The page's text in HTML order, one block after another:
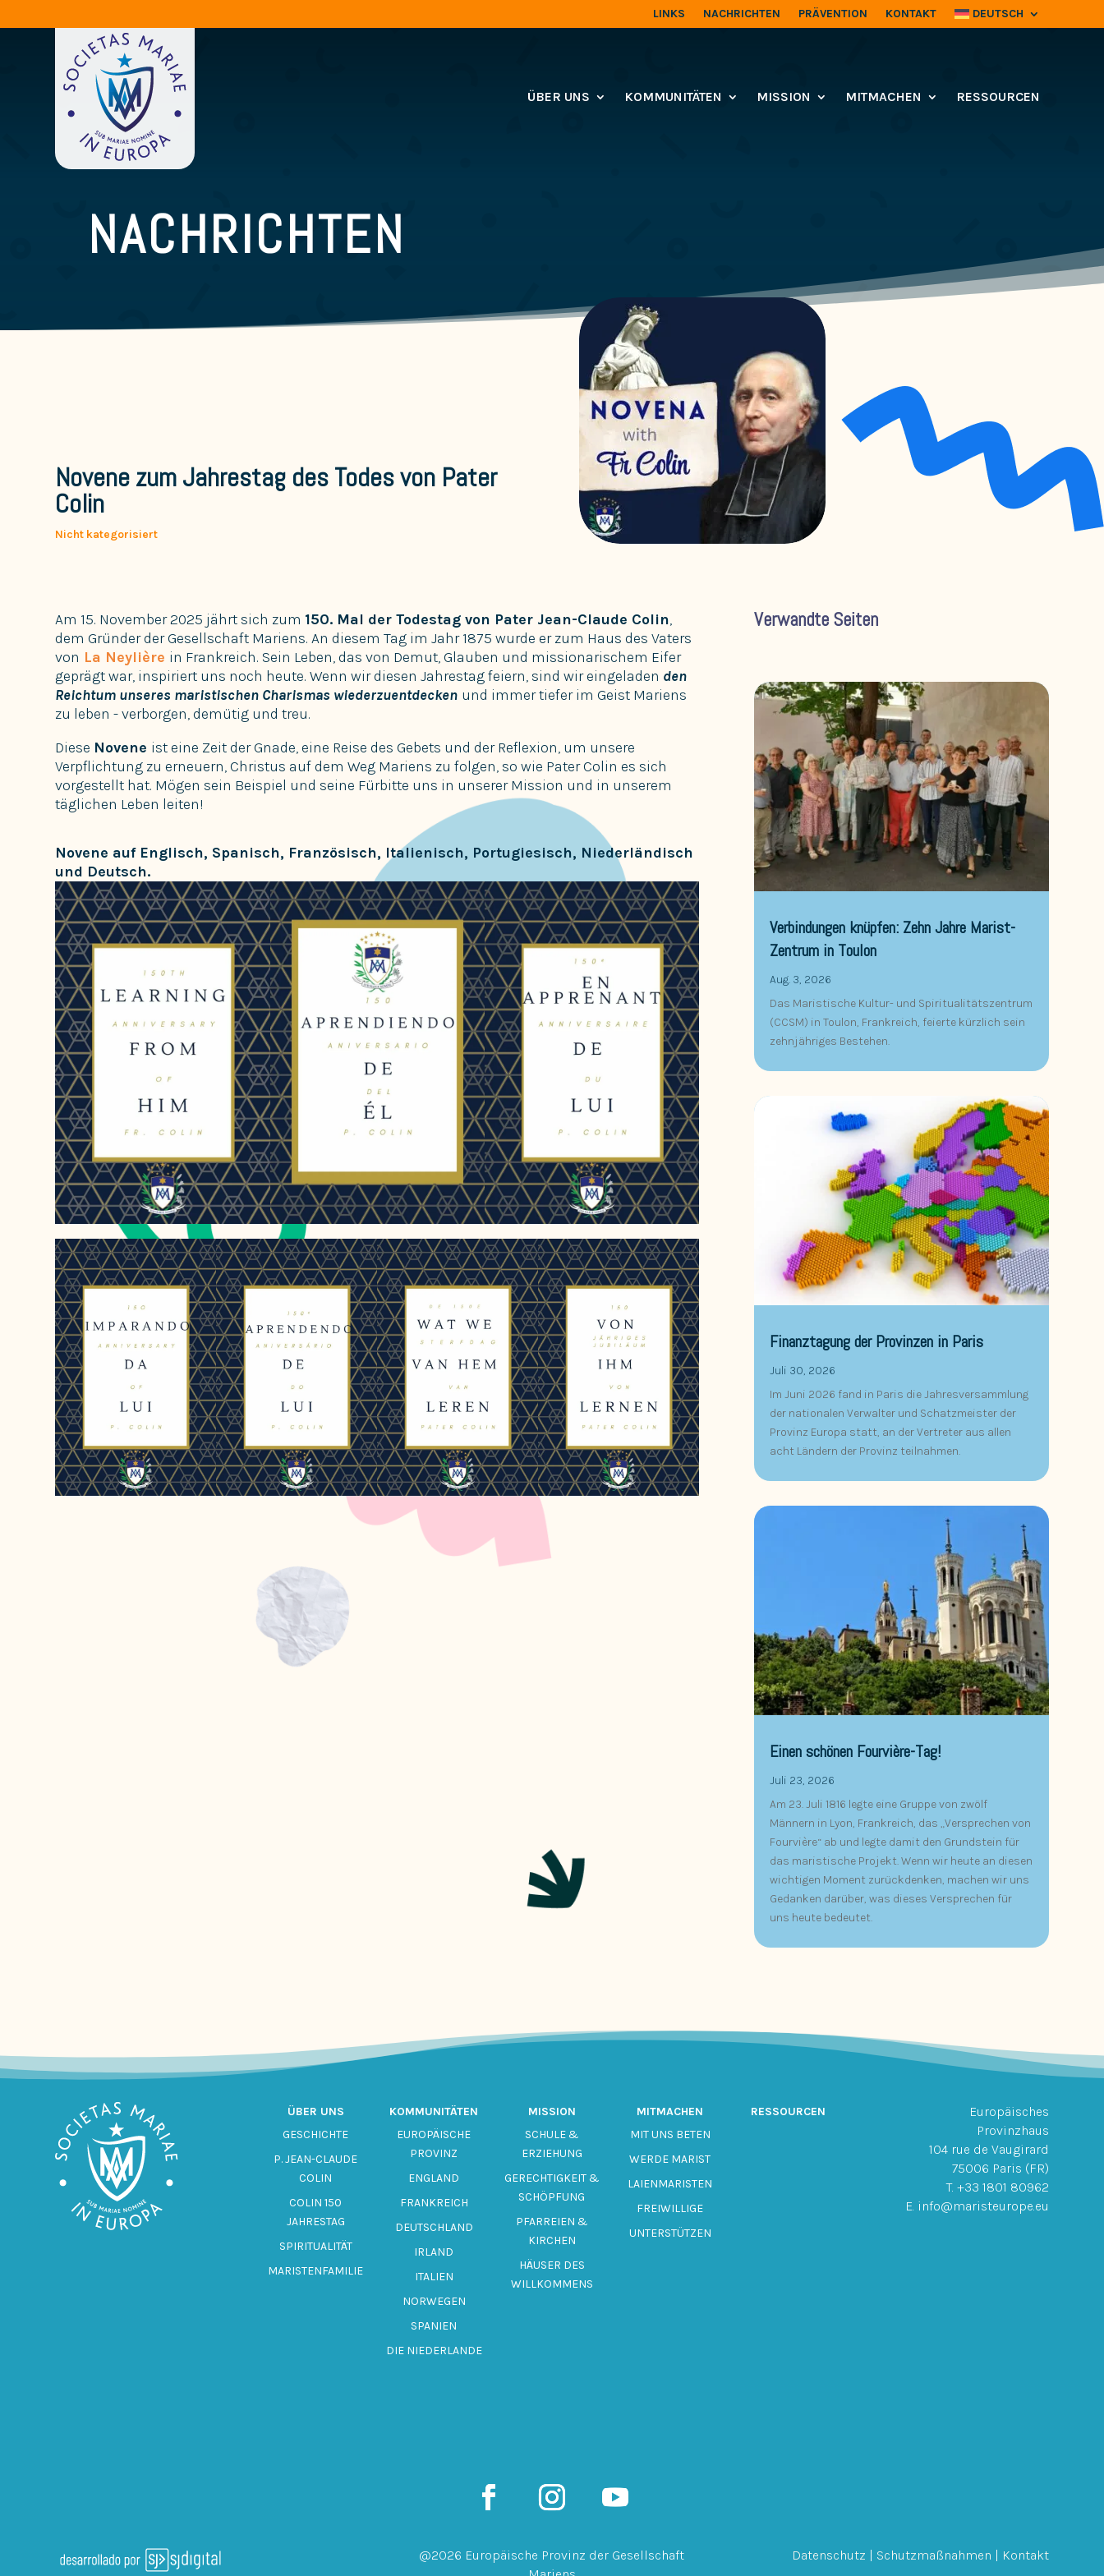
LINKS NACHRICHTEN PRÄVENTION KONTAKT DEUTSCH
ÜBER UNS KOMMUNITÄTEN MISSION MITMACHEN RESSOURCEN
NACHRICHTEN
Novene zum Jahrestag des Todes von Pater
Colin
Nicht kategorisiert
Am 15. November 2025 jährt sich zum 150. Mal der Todestag von Pater Jean-Claude Colin,
dem Gründer der Gesellschaft Mariens. An diesem Tag im Jahr 1875 wurde er zum Haus des Vaters
von La Neylière in Frankreich. Sein Leben, das von Demut, Glauben und missionarischem Eifer
geprägt war, inspiriert uns noch heute. Wenn wir diesen Jahrestag feiern, sind wir eingeladen den
Reichtum unseres maristischen Charismas wiederzuentdecken und immer tiefer im Geist Mariens
zu leben - verborgen, demütig und treu.
Diese Novene ist eine Zeit der Gnade, eine Reise des Gebets und der Reflexion, um unsere
Verpflichtung zu erneuern, Christus auf dem Weg Mariens zu folgen, so wie Pater Colin es sich
vorgestellt hat. Mögen sein Beispiel und seine Fürbitte uns in unserer Mission und in unserem
täglichen Leben leiten!
Novene auf Englisch, Spanisch, Französisch, Italienisch, Portugiesisch, Niederländisch
und Deutsch.
Verwandte Seiten
Verbindungen knüpfen: Zehn Jahre Marist-
Zentrum in Toulon
Aug. 3, 2026
Das Maristische Kultur- und Spiritualitätszentrum
(CCSM) in Toulon, Frankreich, feierte kürzlich sein
zehnjähriges Bestehen.
Finanztagung der Provinzen in Paris
Juli 30, 2026
Im Juni 2026 fand in Paris die Jahresversammlung
der nationalen Verwalter und Schatzmeister der
Provinz Europa statt, an der Vertreter aus allen
acht Ländern der Provinz teilnahmen.
Einen schönen Fourvière-Tag!
Juli 23, 2026
Am 23. Juli 1816 legte eine Gruppe von zwölf
Männern in Lyon, Frankreich, das „Versprechen von
Fourvière“ ab und legte damit den Grundstein für
das maristische Projekt. Wenn wir heute an diesen
wichtigen Moment zurückdenken, machen wir uns
Gedanken darüber, was dieses Versprechen für
uns heute bedeutet.
ÜBER UNS
GESCHICHTE
P. JEAN-CLAUDE
COLIN
COLIN 150
JAHRESTAG
SPIRITUALITÄT
MARISTENFAMILIE
KOMMUNITÄTEN
EUROPÄISCHE
PROVINZ
ENGLAND
FRANKREICH
DEUTSCHLAND
IRLAND
ITALIEN
NORWEGEN
SPANIEN
DIE NIEDERLANDE
MISSION
SCHULE &
ERZIEHUNG
GERECHTIGKEIT &
SCHÖPFUNG
PFARREIEN &
KIRCHEN
HÄUSER DES
WILLKOMMENS
MITMACHEN
MIT UNS BETEN
WERDE MARIST
LAIENMARISTEN
FREIWILLIGE
UNTERSTÜTZEN
RESSOURCEN
Europäisches
Provinzhaus
104 rue de Vaugirard
75006 Paris (FR)
T. +33 1801 80962
E. info@maristeurope.eu
@2026 Europäische Provinz der Gesellschaft
Datenschutz | Schutzmaßnahmen | Kontakt